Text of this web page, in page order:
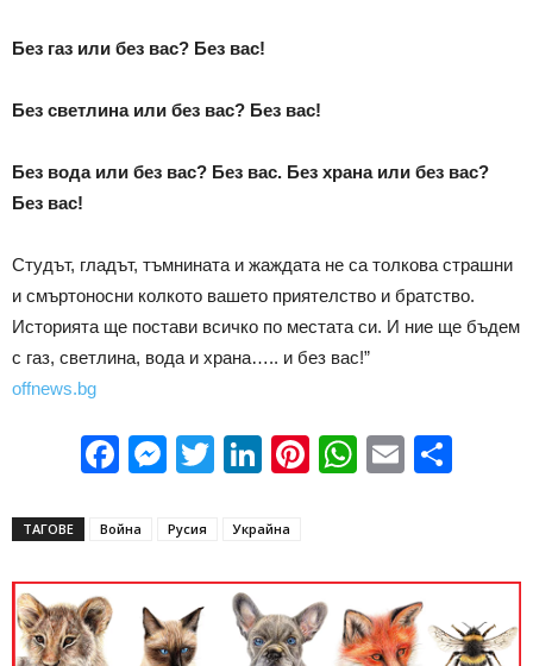
Без газ или без вас? Без вас!
Без светлина или без вас? Без вас!
Без вода или без вас? Без вас. Без храна или без вас?
Без вас!
Студът, гладът, тъмнината и жаждата не са толкова страшни
и смъртоносни колкото вашето приятелство и братство.
Историята ще постави всичко по местата си. И ние ще бъдем
с газ, светлина, вода и храна….. и без вас!”
offnews.bg
Facebook
Messenger
Twitter
LinkedIn
Pinterest
WhatsApp
Email
ТАГОВЕ Война Русия Украйна